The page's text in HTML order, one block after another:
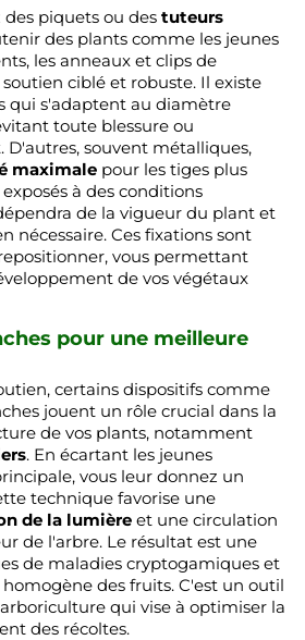
piquets ou des tuteurs
des plants comme les jeunes
les anneaux et clips de
ciblé et robuste. Il existe
qui s'adaptent au diamètre
toute blessure ou
souvent métalliques,
maximale pour les tiges plus
à des conditions
de la vigueur du plant et
nécessaire. Ces fixations sont
vous permettant
de vos végétaux
pour une meilleure
certains dispositifs comme
jouent un rôle crucial dans la
de vos plants, notamment
. En écartant les jeunes
vous leur donnez un
technique favorise une
de la lumière et une circulation
de l'arbre. Le résultat est une
de maladies cryptogamiques et
des fruits. C'est un outil
qui vise à optimiser la
des récoltes.